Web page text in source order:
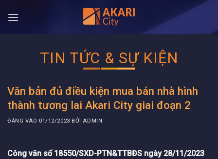
qua
TIN TỨC & SỰ KIỆN
Văn bản đủ điều kiện mua bán nhà hình
thành tương lai Akari City giai đoạn 2
ĐĂNG VÀO 01/12/2023 BỞIADMIN
Công văn số 18550/SXD-PTN&TTBĐS ngày 28/11/2023